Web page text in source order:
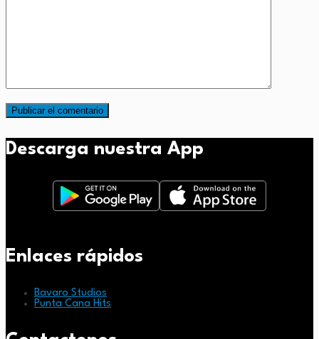
Descarga nuestra App
Enlaces rápidos
Bavaro Studios
Punta Cana Hits